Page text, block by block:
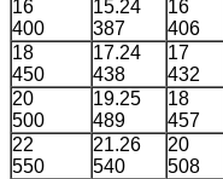
16
400
15.24
387
16
406
18
450
17.24
438
17
432
20
500
19.25
489
18
457
22
550
21.26
540
20
508